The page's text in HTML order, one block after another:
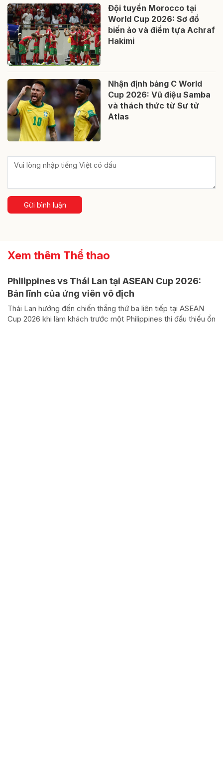
Đội tuyển Morocco tại
World Cup 2026: Sơ đồ
biến ảo và điểm tựa Achraf
Hakimi
Nhận định bảng C World
Cup 2026: Vũ điệu Samba
và thách thức từ Sư tử
Atlas
Gửi bình luận
Xem thêm Thể thao
Philippines vs Thái Lan tại ASEAN Cup 2026:
Bản lĩnh của ứng viên vô địch
Thái Lan hướng đến chiến thắng thứ ba liên tiếp tại ASEAN
Cup 2026 khi làm khách trước một Philippines thi đấu thiếu ổn